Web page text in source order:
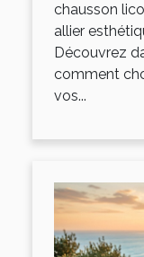
chausson
allier
Découvrez
comment
vos...